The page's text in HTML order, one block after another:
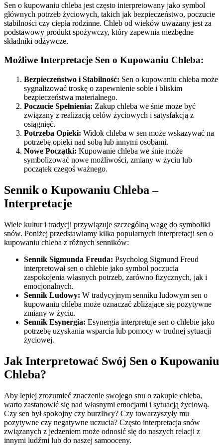
Sen o kupowaniu chleba jest często interpretowany jako symbol
głównych potrzeb życiowych, takich jak bezpieczeństwo, poczucie
stabilności czy ciepła rodzinne. Chleb od wieków uważany jest za
podstawowy produkt spożywczy, który zapewnia niezbędne
składniki odżywcze.
Możliwe Interpretacje Sen o Kupowaniu Chleba:
Bezpieczeństwo i Stabilność: Sen o kupowaniu chleba może
sygnalizować troskę o zapewnienie sobie i bliskim
bezpieczeństwa materialnego.
Poczucie Spełnienia: Zakup chleba we śnie może być
związany z realizacją celów życiowych i satysfakcją z
osiągnięć.
Potrzeba Opieki: Widok chleba w sen może wskazywać na
potrzebę opieki nad sobą lub innymi osobami.
Nowe Początki: Kupowanie chleba we śnie może
symbolizować nowe możliwości, zmiany w życiu lub
początek czegoś ważnego.
Sennik o Kupowaniu Chleba –
Interpretacje
Wiele kultur i tradycji przywiązuje szczególną wagę do symboliki
snów. Poniżej przedstawiamy kilka popularnych interpretacji sen o
kupowaniu chleba z różnych senników:
Sennik Sigmunda Freuda: Psycholog Sigmund Freud
interpretował sen o chlebie jako symbol poczucia
zaspokojenia własnych potrzeb, zarówno fizycznych, jak i
emocjonalnych.
Sennik Ludowy: W tradycyjnym senniku ludowym sen o
kupowaniu chleba może oznaczać zbliżające się pozytywne
zmiany w życiu.
Sennik Esynergia: Esynergia interpretuje sen o chlebie jako
potrzebę uzyskania wsparcia lub pomocy w trudnej sytuacji
życiowej.
Jak Interpretować Swój Sen o Kupowaniu
Chleba?
Aby lepiej zrozumieć znaczenie swojego snu o zakupie chleba,
warto zastanowić się nad własnymi emocjami i sytuacją życiową.
Czy sen był spokojny czy burzliwy? Czy towarzyszyły mu
pozytywne czy negatywne uczucia? Często interpretacja snów
związanych z jedzeniem może odnosić się do naszych relacji z
innymi ludźmi lub do naszej samooceny.